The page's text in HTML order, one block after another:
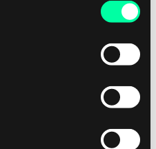
zdrowia odgrywają
dostarczaniu
pracownikom w
opieki, poprawie
ogólnego
do optymalizacji